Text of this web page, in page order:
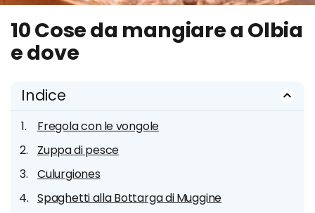
10 Cose da mangiare a Olbia
e dove
Indice
Fregola con le vongole
Zuppa di pesce
Culurgiones
Spaghetti alla Bottarga di Muggine